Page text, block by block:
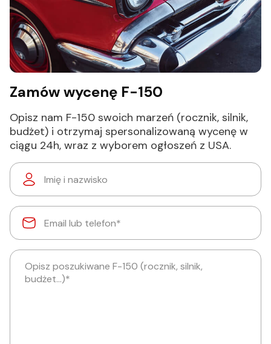
Zamów wycenę F-150
Opisz nam F-150 swoich marzeń (rocznik, silnik,
budżet) i otrzymaj spersonalizowaną wycenę w
ciągu 24h, wraz z wyborem ogłoszeń z USA.